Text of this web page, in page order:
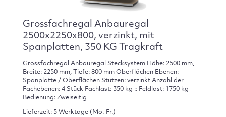
Grossfachregal Anbauregal
2500x2250x800, verzinkt, mit
Spanplatten, 350 KG Tragkraft
Grossfachregal Anbauregal Stecksystem Höhe: 2500 mm,
Breite: 2250 mm, Tiefe: 800 mm Oberflächen Ebenen:
Spanplatte / Oberflächen Stützen: verzinkt Anzahl der
Fachebenen: 4 Stück Fachlast: 350 kg :: Feldlast: 1750 kg
Bedienung: Zweiseitig
Lieferzeit: 5 Werktage (Mo.-Fr.)